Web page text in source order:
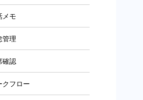
メモ
管理
確認
クフロー